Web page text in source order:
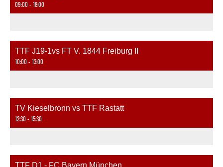
09:00 - 18:00
TTF J19-1vs FT V. 1844 Freiburg II
10:00 - 13:00
TV Kieselbronn vs TTF Rastatt
12:30 - 15:30
TTF D1 - FC Bayern München